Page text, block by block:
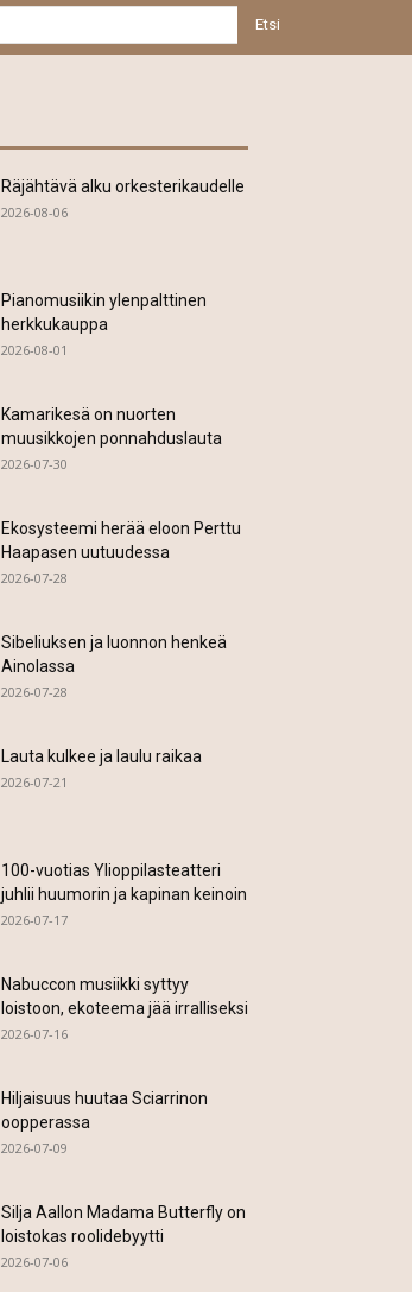
Etsi
Räjähtävä alku orkesterikaudelle
2026-08-06
Pianomusiikin ylenpalttinen
herkkukauppa
2026-08-01
Kamarikesä on nuorten
muusikkojen ponnahduslauta
2026-07-30
Ekosysteemi herää eloon Perttu
Haapasen uutuudessa
2026-07-28
Sibeliuksen ja luonnon henkeä
Ainolassa
2026-07-28
Lauta kulkee ja laulu raikaa
2026-07-21
100-vuotias Ylioppilasteatteri
juhlii huumorin ja kapinan keinoin
2026-07-17
Nabuccon musiikki syttyy
loistoon, ekoteema jää irralliseksi
2026-07-16
Hiljaisuus huutaa Sciarrinon
oopperassa
2026-07-09
Silja Aallon Madama Butterfly on
loistokas roolidebyytti
2026-07-06